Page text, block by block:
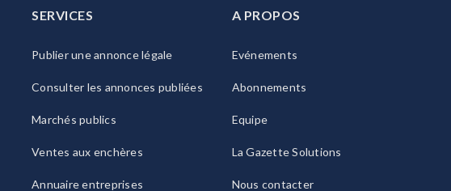
SERVICES
Publier une annonce légale
Consulter les annonces publiées
Marchés publics
Ventes aux enchères
Annuaire entreprises
A PROPOS
Evénements
Abonnements
Equipe
La Gazette Solutions
Nous contacter